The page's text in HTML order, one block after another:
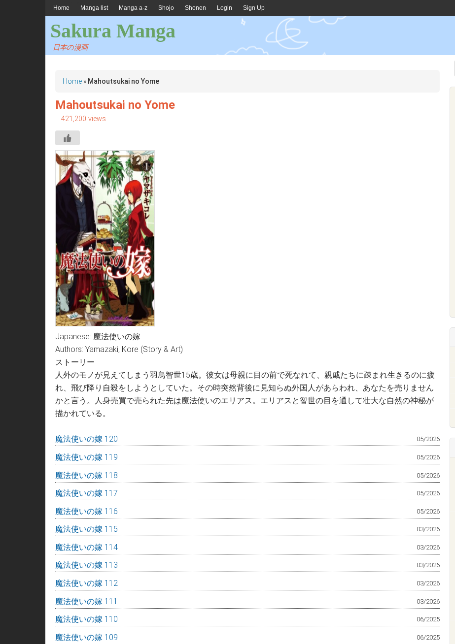
Home Manga list Manga a-z Shojo Shonen Login Sign Up
Sakura Manga
日本の漫画
Home » Mahoutsukai no Yome
Mahoutsukai no Yome
421,200 views
Japanese: 魔法使いの嫁
Authors: Yamazaki, Kore (Story & Art)
ストーリー
人外のモノが見えてしまう羽鳥智世15歳。彼女は母親に目の前で死なれて、親戚たちに疎まれ生きるのに疲
れ、飛び降り自殺をしようとしていた。その時突然背後に見知らぬ外国人があらわれ、あなたを売りません
かと言う。人身売買で売られた先は魔法使いのエリアス。エリアスと智世の目を通して壮大な自然の神秘が
描かれている。
魔法使いの嫁 120 05/2026
魔法使いの嫁 119 05/2026
魔法使いの嫁 118 05/2026
魔法使いの嫁 117 05/2026
魔法使いの嫁 116 05/2026
魔法使いの嫁 115 03/2026
魔法使いの嫁 114 03/2026
魔法使いの嫁 113 03/2026
魔法使いの嫁 112 03/2026
魔法使いの嫁 111 03/2026
魔法使いの嫁 110 06/2025
魔法使いの嫁 109 06/2025